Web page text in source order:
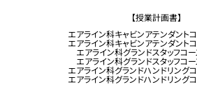
【授業計画書】
エアライン科キャビンアテンダント
エアライン科キャビンアテンダント
エアライン科グランドスタッフコ
エアライン科グランドスタッフコ
エアライン科グランドハンドリング
エアライン科グランドハンドリング